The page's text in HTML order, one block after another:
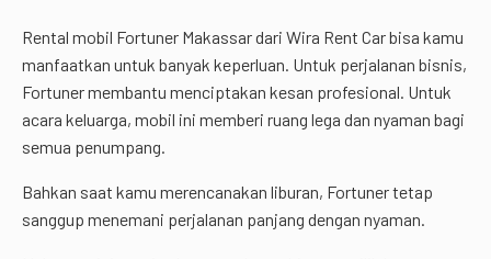
Rental mobil Fortuner Makassar dari Wira Rent Car bisa kamu
manfaatkan untuk banyak keperluan. Untuk perjalanan bisnis,
Fortuner membantu menciptakan kesan profesional. Untuk
acara keluarga, mobil ini memberi ruang lega dan nyaman bagi
semua penumpang.
Bahkan saat kamu merencanakan liburan, Fortuner tetap
sanggup menemani perjalanan panjang dengan nyaman.